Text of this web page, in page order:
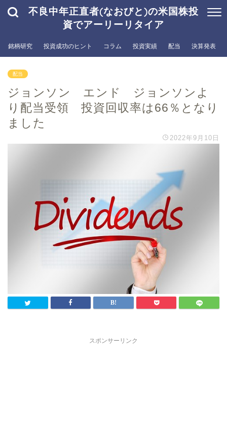
不良中年正直者(なおびと)の米国株投
資でアーリーリタイア
銘柄研究 投資成功のヒント コラム 投資実績 配当 決算発表
配当
ジョンソン エンド ジョンソンよ
り配当受領 投資回収率は66％となり
ました
2022年9月10日
スポンサーリンク